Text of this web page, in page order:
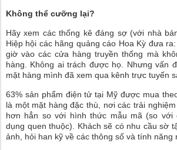
Không thể cưỡng lại?
Hãy xem các thống kê đáng sợ (với nhà
Hiệp hội các hãng quảng cáo Hoa Kỳ đưa
giờ vào các cửa hàng truyền thống mà
hàng. Không ai trách được họ. Nhưng vấn
mặt hàng mình đã xem qua kênh trực tuyến
63% sản phẩm điện tử tại Mỹ được mua
là một mặt hàng đặc thù, nơi các trải
hơn hẳn so với hình thức mẫu mã (so với
dụng quen thuộc). Khách sẽ có nhu cầu sờ
ảnh, hỏi han kỹ về các thông số và tính năng